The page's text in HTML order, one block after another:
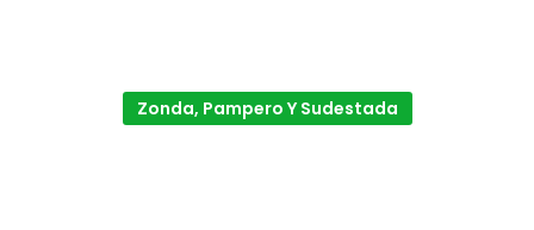
Zonda, Pampero Y Sudestada